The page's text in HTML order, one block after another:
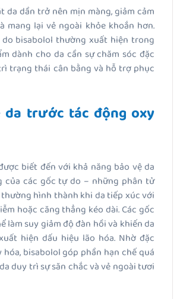
da dần trở nên mịn màng, giảm cảm
mang lại vẻ ngoài khỏe khoắn hơn.
bisabolol thường xuất hiện trong
dành cho da cần sự chăm sóc đặc
trạng thái cân bằng và hỗ trợ phục
da trước tác động oxy
biết đến với khả năng bảo vệ da
của các gốc tự do – những phân tử
hình thành khi da tiếp xúc với
hoặc căng thẳng kéo dài. Các gốc
làm suy giảm độ đàn hồi và khiến da
hiện dấu hiệu lão hóa. Nhờ đặc
bisabolol góp phần hạn chế quá
duy trì sự săn chắc và vẻ ngoài tươi